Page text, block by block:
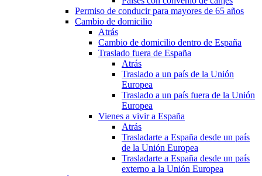
Permiso de conducir para mayores de 65 años
Cambio de domicilio
Atrás
Cambio de domicilio dentro de España
Traslado fuera de España
Atrás
Traslado a un país de la Unión
Europea
Traslado a un país fuera de la Unión
Europea
Vienes a vivir a España
Atrás
Trasladarte a España desde un país
de la Unión Europea
Trasladarte a España desde un país
externo a la Unión Europea